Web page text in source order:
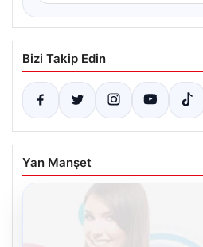
Bizi Takip Edin
Yan Manşet